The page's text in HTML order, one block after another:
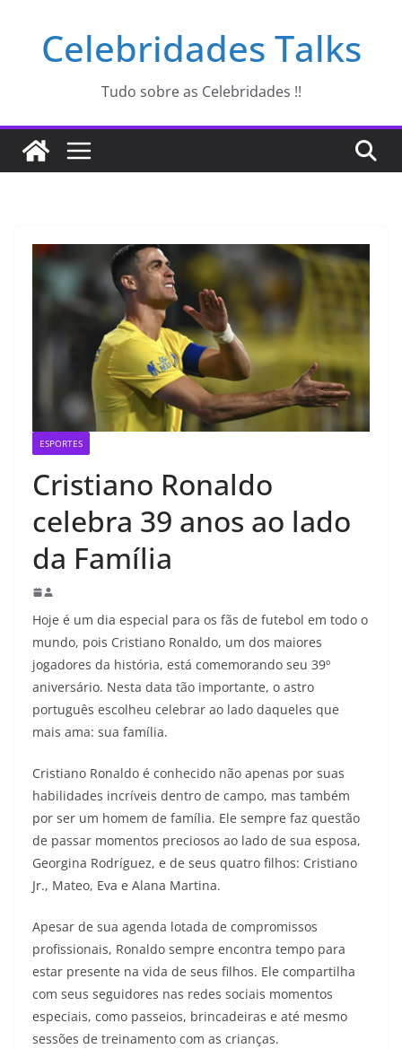
Celebridades Talks
Tudo sobre as Celebridades !!
ESPORTES
Cristiano Ronaldo
celebra 39 anos ao lado
da Família
Hoje é um dia especial para os fãs de futebol em todo o
mundo, pois Cristiano Ronaldo, um dos maiores
jogadores da história, está comemorando seu 39º
aniversário. Nesta data tão importante, o astro
português escolheu celebrar ao lado daqueles que
mais ama: sua família.
Cristiano Ronaldo é conhecido não apenas por suas
habilidades incríveis dentro de campo, mas também
por ser um homem de família. Ele sempre faz questão
de passar momentos preciosos ao lado de sua esposa,
Georgina Rodríguez, e de seus quatro filhos: Cristiano
Jr., Mateo, Eva e Alana Martina.
Apesar de sua agenda lotada de compromissos
profissionais, Ronaldo sempre encontra tempo para
estar presente na vida de seus filhos. Ele compartilha
com seus seguidores nas redes sociais momentos
especiais, como passeios, brincadeiras e até mesmo
sessões de treinamento com as crianças.